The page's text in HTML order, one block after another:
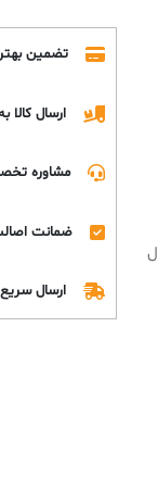
تضمین
ارسال
مشاوره
ضمانت
ارسال